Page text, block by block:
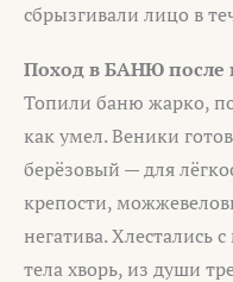
сбрызгивали лицо в
Поход в БАНЮ после
Топили баню жарко,
как умел. Веники
берёзовый — для
крепости,
негатива. Хлестались
тела хворь, из души